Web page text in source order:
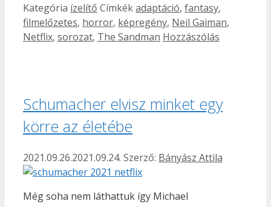
Kategória ízelítő Címkékadaptáció, fantasy,
filmelőzetes, horror, képregény, Neil Gaiman,
Netflix, sorozat, The Sandman Hozzászólás
Schumacher elvisz minket egy
körre az életébe
2021.09.26.2021.09.24. Szerző: Bányász Attila
Még soha nem láthattuk így Michael